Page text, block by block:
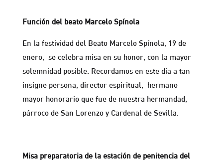
Función del beato Marcelo Spínola
En la festividad del Beato Marcelo Spínola, 19 de
enero, se celebra misa en su honor, con la mayor
solemnidad posible. Recordamos en este día a tan
insigne persona, director espiritual, hermano
mayor honorario que fue de nuestra hermandad,
párroco de San Lorenzo y Cardenal de Sevilla.
Misa preparatoria de la estación de penitencia del